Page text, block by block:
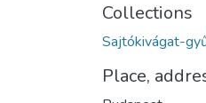
Collections
Sajtókivágat-
Place,